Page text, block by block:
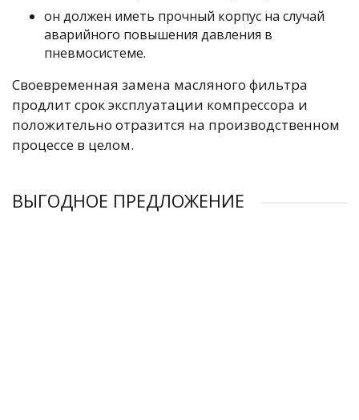
он должен иметь прочный корпус на случай
аварийного повышения давления в
пневмосистеме.
Своевременная замена масляного фильтра
продлит срок эксплуатации компрессора и
положительно отразится на производственном
процессе в целом.
ВЫГОДНОЕ ПРЕДЛОЖЕНИЕ